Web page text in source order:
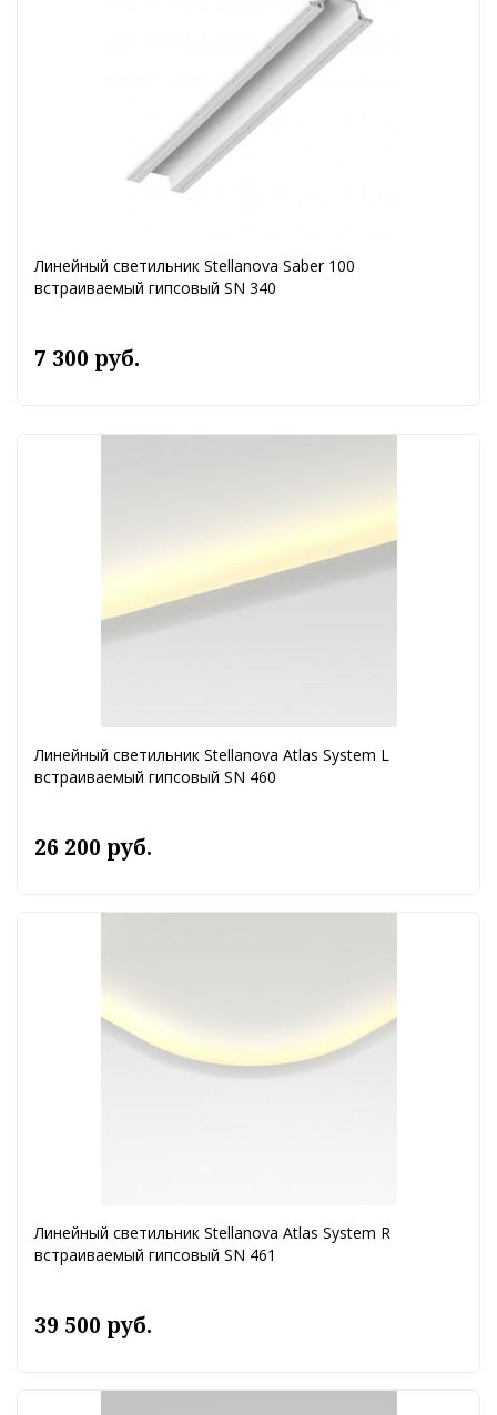
Линейный светильник Stellanova Saber 100
встраиваемый гипсовый SN 340
7 300 руб.
Линейный светильник Stellanova Atlas System L
встраиваемый гипсовый SN 460
26 200 руб.
Линейный светильник Stellanova Atlas System R
встраиваемый гипсовый SN 461
39 500 руб.